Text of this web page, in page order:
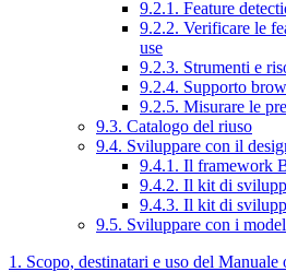
9.2.1. Feature
9.2.2. Verificare le
use
9.2.3. Strumenti e
9.2.4. Supporto
9.2.5. Misurare le
9.3. Catalogo del riuso
9.4. Sviluppare con il
9.4.1. Il framework
9.4.2. Il kit di
9.4.3. Il kit di
9.5. Sviluppare con i
1. Scopo, destinatari e uso del Manuale